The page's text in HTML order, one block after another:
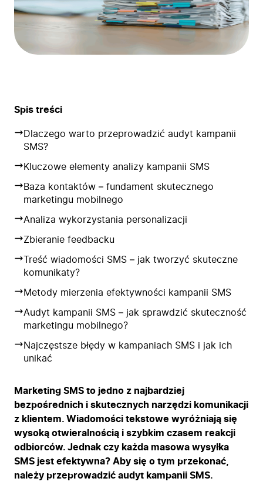
Spis treści
Dlaczego warto przeprowadzić audyt kampanii
SMS?
Kluczowe elementy analizy kampanii SMS
Baza kontaktów – fundament skutecznego
marketingu mobilnego
Analiza wykorzystania personalizacji
Zbieranie feedbacku
Treść wiadomości SMS – jak tworzyć skuteczne
komunikaty?
Metody mierzenia efektywności kampanii SMS
Audyt kampanii SMS – jak sprawdzić skuteczność
marketingu mobilnego?
Najczęstsze błędy w kampaniach SMS i jak ich
unikać
Marketing SMS to jedno z najbardziej
bezpośrednich i skutecznych narzędzi komunikacji
z klientem. Wiadomości tekstowe wyróżniają się
wysoką otwieralnością i szybkim czasem reakcji
odbiorców. Jednak czy każda masowa wysyłka
SMS jest efektywna? Aby się o tym przekonać,
należy przeprowadzić audyt kampanii SMS.